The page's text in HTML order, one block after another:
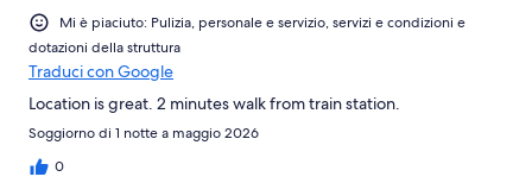
Mi è piaciuto: Pulizia, personale e servizio, servizi e condizioni e
dotazioni della struttura
Traduci con Google
Location is great. 2 minutes walk from train station.
Soggiorno di 1 notte a maggio 2026
0